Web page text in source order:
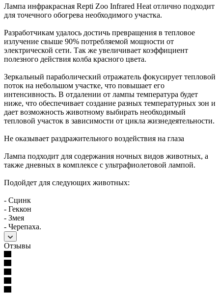
Лампа инфракрасная Repti Zoo Infrared Heat отлично подходит
для точечного обогрева необходимого участка.
Разработчикам удалось достичь превращения в тепловое
излучение свыше 90% потребляемой мощности от
электрической сети. Так же увеличивает коэффициент
полезного действия колба красного цвета.
Зеркальный параболический отражатель фокусирует тепловой
поток на небольшом участке, что повышает его
интенсивность. В отдалении от лампы температура будет
ниже, что обеспечивает создание разных температурных зон и
дает возможность животному выбирать необходимый
тепловой участок в зависимости от цикла жизнедеятельности.
Не оказывает раздражительного воздействия на глаза
Лампа подходит для содержания ночных видов животных, а
также дневных в комплексе с ультрафиолетовой лампой.
Подойдет для следующих животных:
- Сцинк
- Геккон
- Змея
- Черепаха.
Отзывы